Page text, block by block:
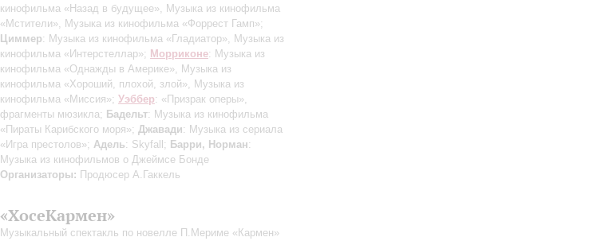
кинофильма «Назад в будущее», Музыка из кинофильма
«Мстители», Музыка из кинофильма «Форрест Гамп»;
Циммер: Музыка из кинофильма «Гладиатор», Музыка из
кинофильма «Интерстеллар»; Морриконе: Музыка из
кинофильма «Однажды в Америке», Музыка из
кинофильма «Хороший, плохой, злой», Музыка из
кинофильма «Миссия»; Уэббер: «Призрак оперы»,
фрагменты мюзикла; Бадельт: Музыка из кинофильма
«Пираты Карибского моря»; Джавади: Музыка из сериала
«Игра престолов»; Адель: Skyfall; Барри, Норман:
Музыка из кинофильмов о Джеймсе Бонде
Организаторы: Продюсер А.Гаккель
«ХосеКармен»
Музыкальный спектакль по новелле П.Мериме «Кармен»